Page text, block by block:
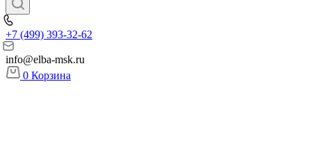
+7 (499) 393-32-62
info@elba-msk.ru
0 Корзина